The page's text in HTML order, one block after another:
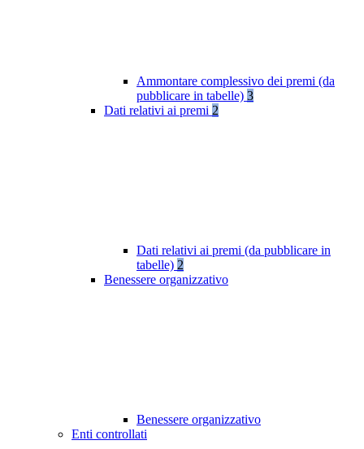
Ammontare complessivo dei premi (da
pubblicare in tabelle) 3
Dati relativi ai premi 2
Dati relativi ai premi (da pubblicare in
tabelle) 2
Benessere organizzativo
Benessere organizzativo
Enti controllati